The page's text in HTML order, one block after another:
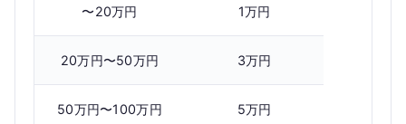
〜20万円 1万円
20万円〜50万円 3万円
50万円〜100万円 5万円